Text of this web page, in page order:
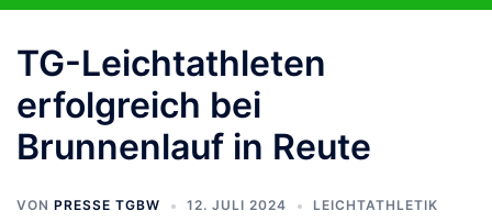
TG-Leichtathleten
erfolgreich bei
Brunnenlauf in Reute
VON PRESSE TGBW 12. JULI 2024 LEICHTATHLETIK